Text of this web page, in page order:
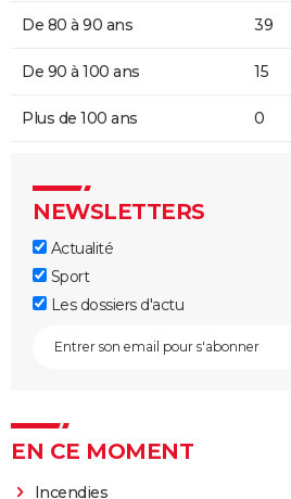
De 80 à 90 ans 39
De 90 à 100 ans 15
Plus de 100 ans 0
NEWSLETTERS
Actualité
Sport
Les dossiers d'actu
EN CE MOMENT
Incendies